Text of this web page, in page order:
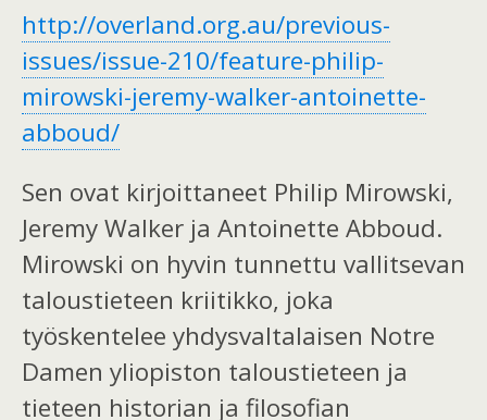
http://overland.org.au/previous-
issues/issue-210/feature-philip-
mirowski-jeremy-walker-antoinette-
abboud/
Sen ovat kirjoittaneet Philip Mirowski,
Jeremy Walker ja Antoinette Abboud.
Mirowski on hyvin tunnettu vallitsevan
taloustieteen kriitikko, joka
työskentelee yhdysvaltalaisen Notre
Damen yliopiston taloustieteen ja
tieteen historian ja filosofian